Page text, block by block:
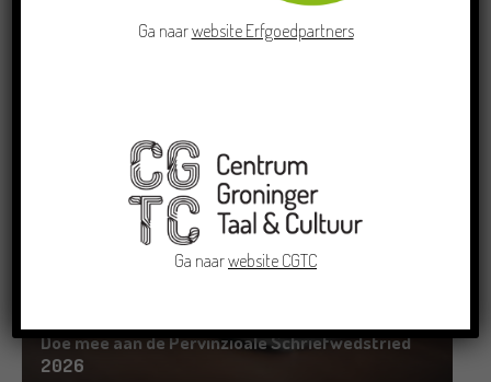
Doe mee aan de Pervinzioale Schriefwedstried
2026
Ga naarwebsite Erfgoedpartners
Ga naarwebsite CGTC